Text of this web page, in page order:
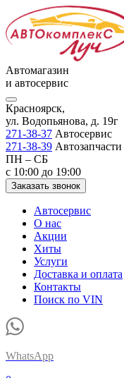
Автомагазин
и автосервис
Красноярск,
ул. Водопьянова, д. 19г
271-38-37 Автосервис
271-38-39 Автозапчасти
ПН – СБ
с 10:00 до 19:00
Заказать звонок
Автосервис
О нас
Акции
Хиты
Услуги
Доставка и оплата
Контакты
Поиск по VIN
WhatsApp